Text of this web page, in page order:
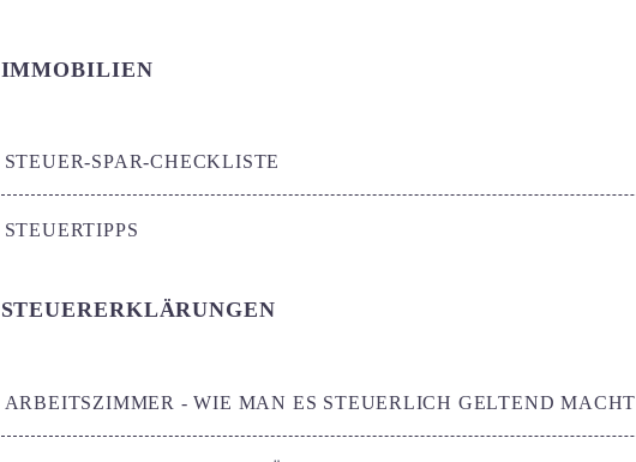
IMMOBILIEN
STEUER-SPAR-CHECKLISTE
STEUERTIPPS
STEUERERKLÄRUNGEN
ARBEITSZIMMER - WIE MAN ES STEUERLICH GELTEND MACHT